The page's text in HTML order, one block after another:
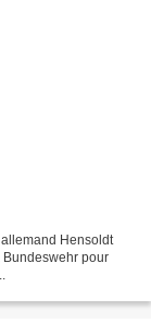
allemand Hensoldt
pour